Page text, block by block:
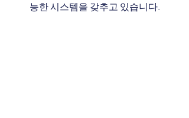
능한 시스템을 갖추고 있습니다.